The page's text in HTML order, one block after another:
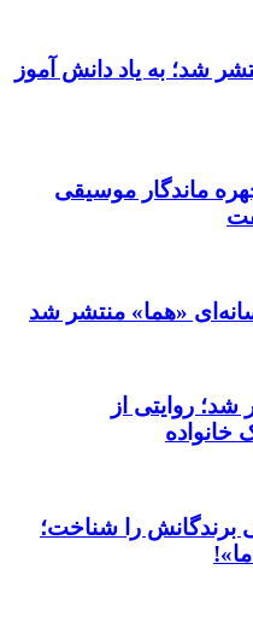
شد؛ به یاد دانش آموز
ماندگار موسیقی
«هما» منتشر شد
شد؛ روایتی از
خانواده
برندگانش را شناخت؛